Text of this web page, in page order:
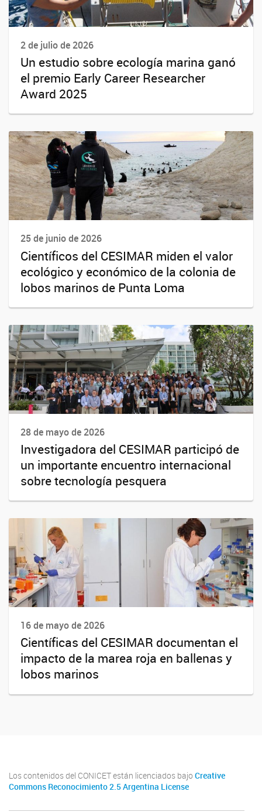
2 de julio de 2026
Un estudio sobre ecología marina ganó
el premio Early Career Researcher
Award 2025
25 de junio de 2026
Científicos del CESIMAR miden el valor
ecológico y económico de la colonia de
lobos marinos de Punta Loma
28 de mayo de 2026
Investigadora del CESIMAR participó de
un importante encuentro internacional
sobre tecnología pesquera
16 de mayo de 2026
Científicas del CESIMAR documentan el
impacto de la marea roja en ballenas y
lobos marinos
Los contenidos del CONICET están licenciados bajo Creative
Commons Reconocimiento 2.5 Argentina License